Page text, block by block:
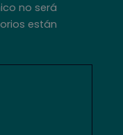
no será
están